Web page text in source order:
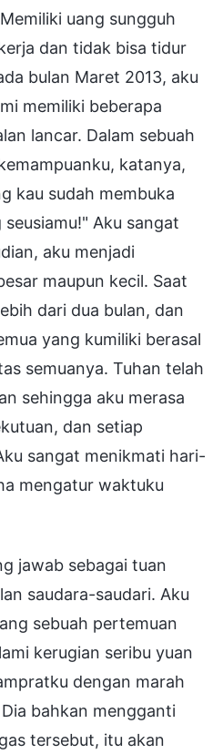
uang sungguh
dan tidak bisa tidur
bulan Maret 2013, aku
memiliki beberapa
lancar. Dalam sebuah
katanya,
kau sudah membuka
Aku sangat
aku menjadi
maupun kecil. Saat
dari dua bulan, dan
yang kumiliki berasal
semuanya. Tuhan telah
sehingga aku merasa
dan setiap
sangat menikmati hari-
mengatur waktuku
jawab sebagai tuan
saudara-saudari. Aku
sebuah pertemuan
kerugian seribu yuan
dengan marah
bahkan mengganti
tersebut, itu akan